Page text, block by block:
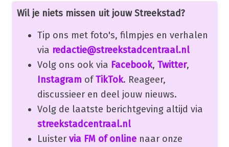
Wil je niets missen uit jouw Streekstad?
Tip ons met foto's, filmpjes en verhalen
via redactie@streekstadcentraal.nl
Volg ons ook via Facebook, Twitter,
Instagram ofTikTok. Reageer,
discussieer en deel jouw nieuws.
Volg de laatste berichtgeving altijd via
streekstadcentraal.nl
Luister via FM of onlinenaar onze